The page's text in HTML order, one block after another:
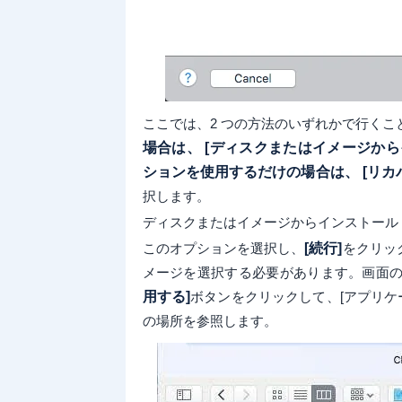
ここでは、2 つの方法のいずれかで行くこ
場合は、 [ディスクまたはイメージか
ションを使用するだけの場合は、 [リ
択します。
ディスクまたはイメージからインストール
このオプションを選択し、
[続行] をクリッ
メージを選択する必要があります。画面
用する]ボタンをクリックして、[アプリ
の場所を参照します。